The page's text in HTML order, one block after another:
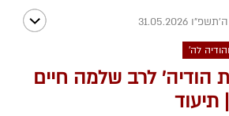
31.05.2026
לה'
הודיה' לרב שלמה חיים
תיעוד